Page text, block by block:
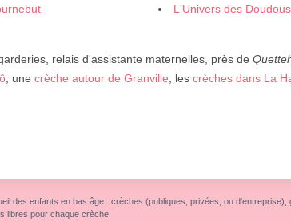
L'Univers des
relais d'assistante maternelles, près de
, une crèche autour de Granville , les crèches dans La
des enfants en bas âge : crèches (publiques, privées, ou
libres pour chaque crèche.